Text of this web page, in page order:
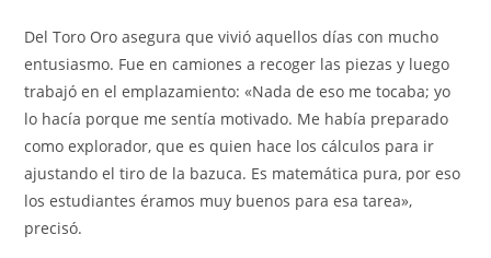
Del Toro Oro asegura que vivió aquellos días con mucho
entusiasmo. Fue en camiones a recoger las piezas y luego
trabajó en el emplazamiento: «Nada de eso me tocaba; yo
lo hacía porque me sentía motivado. Me había preparado
como explorador, que es quien hace los cálculos para ir
ajustando el tiro de la bazuca. Es matemática pura, por eso
los estudiantes éramos muy buenos para esa tarea»,
precisó.